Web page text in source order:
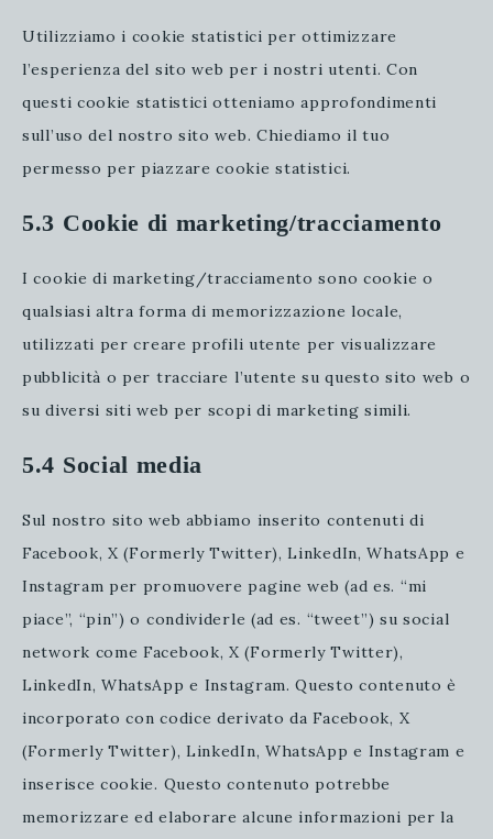
Utilizziamo i cookie statistici per ottimizzare
l’esperienza del sito web per i nostri utenti. Con
questi cookie statistici otteniamo approfondimenti
sull’uso del nostro sito web. Chiediamo il tuo
permesso per piazzare cookie statistici.
5.3 Cookie di marketing/tracciamento
I cookie di marketing/tracciamento sono cookie o
qualsiasi altra forma di memorizzazione locale,
utilizzati per creare profili utente per visualizzare
pubblicità o per tracciare l’utente su questo sito web o
su diversi siti web per scopi di marketing simili.
5.4 Social media
Sul nostro sito web abbiamo inserito contenuti di
Facebook, X (Formerly Twitter), LinkedIn, WhatsApp e
Instagram per promuovere pagine web (ad es. “mi
piace”, “pin”) o condividerle (ad es. “tweet”) su social
network come Facebook, X (Formerly Twitter),
LinkedIn, WhatsApp e Instagram. Questo contenuto è
incorporato con codice derivato da Facebook, X
(Formerly Twitter), LinkedIn, WhatsApp e Instagram e
inserisce cookie. Questo contenuto potrebbe
memorizzare ed elaborare alcune informazioni per la